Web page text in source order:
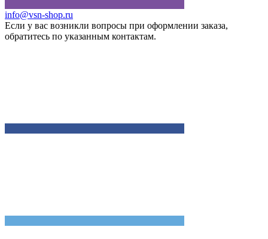
info@vsn-shop.ru
Если у вас возникли вопросы при оформлении заказа,
обратитесь по указанным контактам.